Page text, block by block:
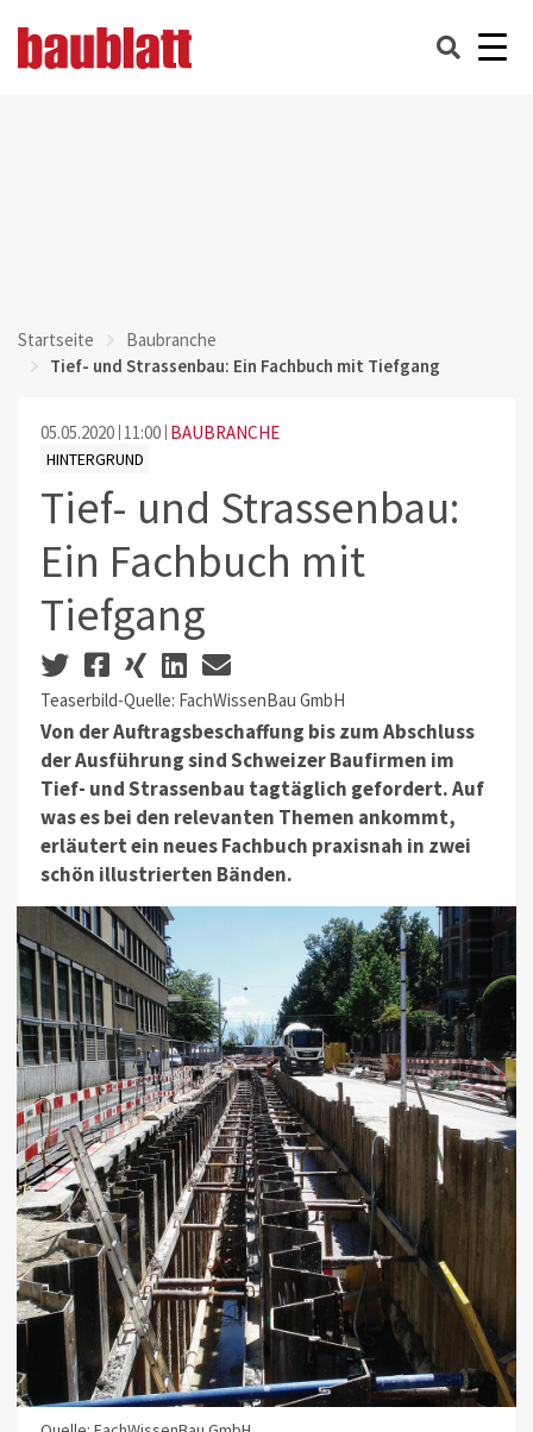
Startseite
Baubranche
Tief- und Strassenbau: Ein Fachbuch mit Tiefgang
05.05.2020 11:00 BAUBRANCHE
HINTERGRUND
Tief- und Strassenbau:
Ein Fachbuch mit
Tiefgang
Teaserbild-Quelle: FachWissenBau GmbH
Von der Auftragsbeschaffung bis zum Abschluss
der Ausführung sind Schweizer Baufirmen im
Tief- und Strassenbau tagtäglich gefordert. Auf
was es bei den relevanten Themen ankommt,
erläutert ein neues Fachbuch praxisnah in zwei
schön illustrierten Bänden.